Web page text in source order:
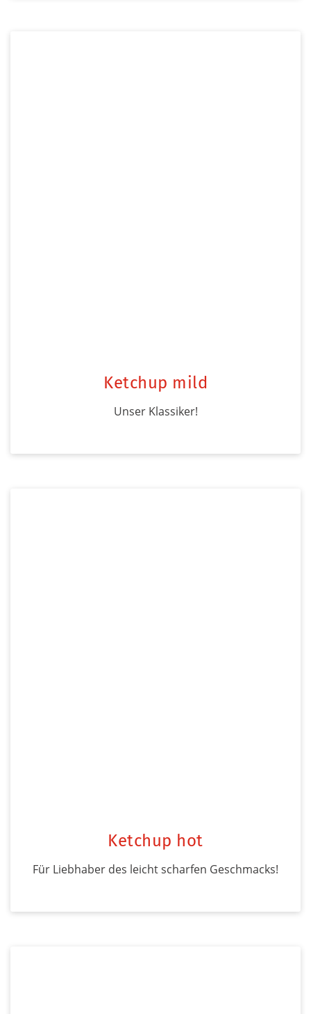
Ketchup mild
Unser Klassiker!
Ketchup hot
Für Liebhaber des leicht scharfen Geschmacks!